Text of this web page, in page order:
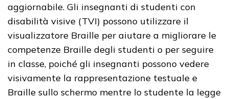
aggiornabile. Gli insegnanti di studenti con
disabilità visive (TVI) possono utilizzare il
visualizzatore Braille per aiutare a migliorare le
competenze Braille degli studenti o per seguire
in classe, poiché gli insegnanti possono vedere
visivamente la rappresentazione testuale e
Braille sullo schermo mentre lo studente la legge